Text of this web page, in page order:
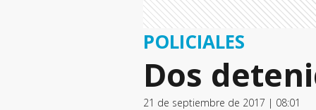
POLICIALES
Dos
21 de septiembre de 2017 | 08:01